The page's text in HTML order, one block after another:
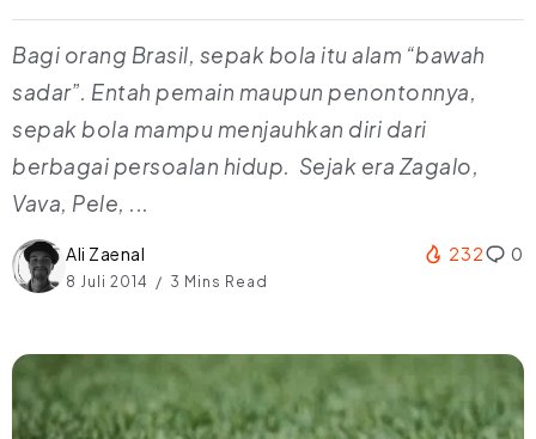
Bagi orang Brasil, sepak bola itu alam “bawah
sadar”. Entah pemain maupun penontonnya,
sepak bola mampu menjauhkan diri dari
berbagai persoalan hidup. Sejak era Zagalo,
Vava, Pele, ...
Ali Zaenal
8 Juli 2014 3 Mins Read
232 0